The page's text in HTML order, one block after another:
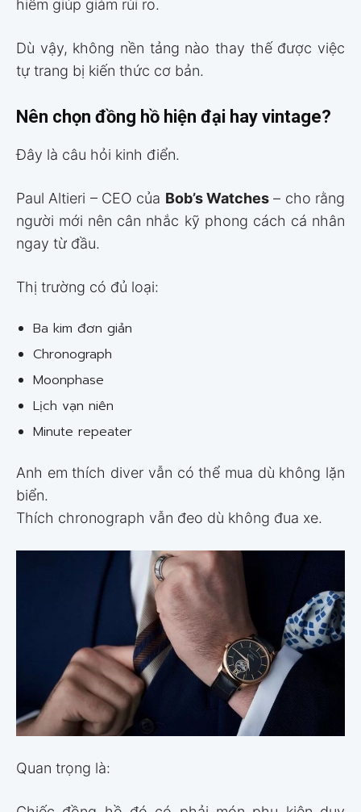
hiểm giúp giảm rủi ro.
Dù vậy, không nền tảng nào thay thế được việc
tự trang bị kiến thức cơ bản.
Nên chọn đồng hồ hiện đại hay vintage?
Đây là câu hỏi kinh điển.
Paul Altieri – CEO của Bob’s Watches – cho rằng
người mới nên cân nhắc kỹ phong cách cá nhân
ngay từ đầu.
Thị trường có đủ loại:
Ba kim đơn giản
Chronograph
Moonphase
Lịch vạn niên
Minute repeater
Anh em thích diver vẫn có thể mua dù không lặn
biển.
Thích chronograph vẫn đeo dù không đua xe.
Quan trọng là: